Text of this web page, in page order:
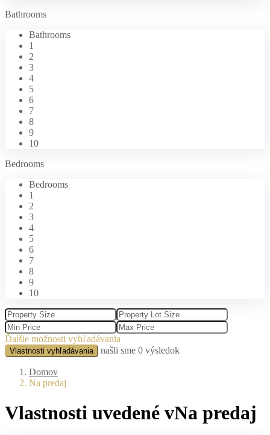
Bathrooms
Bathrooms
1
2
3
4
5
6
7
8
9
10
Bedrooms
Bedrooms
1
2
3
4
5
6
7
8
9
10
Ďalšie možnosti vyhľadávania
Vlastnosti vyhľadávania našli sme 0 výsledok
Domov
Na predaj
Vlastnosti uvedené vNa predaj